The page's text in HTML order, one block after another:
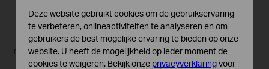
Introducing TP-Link PoE Switches
Deze website gebruikt cookies om de gebruikservaring
te verbeteren, onlineactiviteiten te analyseren en om
gebruikers de best mogelijke ervaring te bieden op onze
website. U heeft de mogelijkheid op ieder moment de
cookies te weigeren. Bekijk onze privacyverklaringvoor